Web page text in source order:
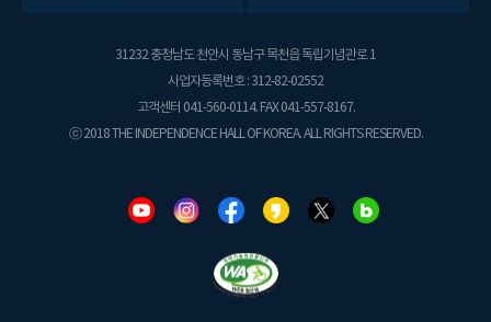
31232 충청남도 천안시 동남구 목천읍 독립기념관로 1
사업자등록번호 : 312-82-02552
고객센터 041-560-0114. FAX 041-557-8167.
ⓒ 2018 THE INDEPENDENCE HALL OF KOREA. ALL RIGHTS RESERVED.